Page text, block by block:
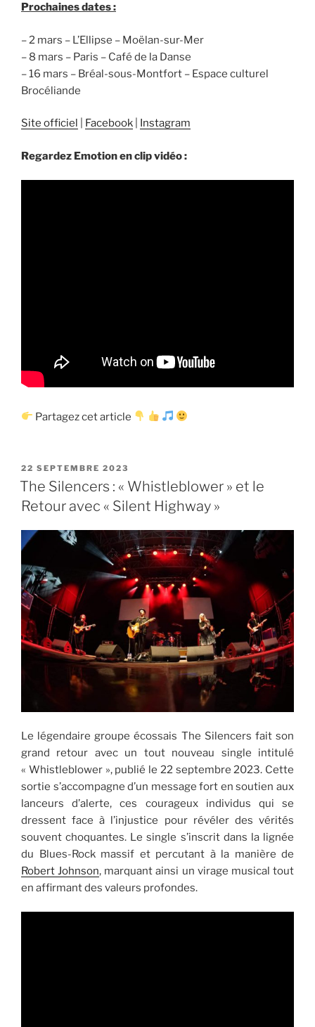
Prochaines dates :
– 2 mars – L’Ellipse – Moëlan-sur-Mer
– 8 mars – Paris – Café de la Danse
– 16 mars – Bréal-sous-Montfort – Espace culturel
Brocéliande
Site officiel Facebook Instagram
Regardez Emotion en clip vidéo :
Partagez cet article
PUBLIÉ
LE
22 SEPTEMBRE 2023
The Silencers : « Whistleblower » et le
Retour avec « Silent Highway »
Le légendaire groupe écossais The Silencers fait son
grand retour avec un tout nouveau single intitulé
« Whistleblower », publié le 22 septembre 2023. Cette
sortie s’accompagne d’un message fort en soutien aux
lanceurs d’alerte, ces courageux individus qui se
dressent face à l’injustice pour révéler des vérités
souvent choquantes. Le single s’inscrit dans la lignée
du Blues-Rock massif et percutant à la manière de
Robert Johnson, marquant ainsi un virage musical tout
en affirmant des valeurs profondes.